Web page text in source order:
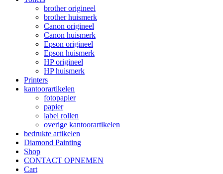
brother origineel
brother huismerk
Canon origineel
Canon huismerk
Epson origineel
Epson huismerk
HP origineel
HP huismerk
Printers
kantoorartikelen
fotopapier
papier
label rollen
overige kantoorartikelen
bedrukte artikelen
Diamond Painting
Shop
CONTACT OPNEMEN
Cart